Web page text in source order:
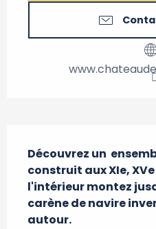
Découvrez un
construit aux XIe,
l'intérieur montez
carène de navire
autour.